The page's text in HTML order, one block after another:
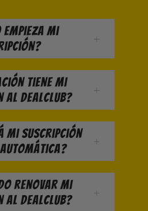
empieza mi
tiene mi
al DealClub?
mi suscripción
renovar mi
al DealClub?